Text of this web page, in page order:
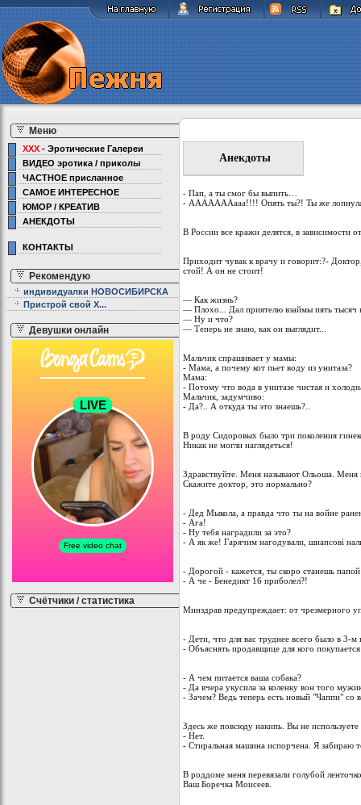
Меню
XXX - Эротические Галереи
ВИДЕО эротика / приколы
ЧАСТНОЕ присланное
САМОЕ ИНТЕРЕСНОЕ
ЮМОР / КРЕАТИВ
АНЕКДОТЫ
КОНТАКТЫ
Рекомендую
индивидуалки НОВОСИБИРСКА
Пристрой свой Х...
Девушки онлайн
Счётчики / статистика
Анекдоты
- Пап, а ты смог бы выпить…
- АААААААааа!!!! Опять ты?! Ты же
В России все кражи делятся, в зависимости
Приходит чувак к врачу и говорит:?-
стой! А он не стоит!
— Как жизнь?
— Плохо... Дал приятелю взаймы пять тысяч
— Ну и что?
— Теперь не знаю, как он выглядит...
Мальчик спрашивает у мамы:
- Мама, а почему кот пьет воду из унитаза?
Мама:
- Потому что вода в унитазе чистая и
Мальчик, задумчиво:
- Да?.. А откуда ты это знаешь?..
В роду Сидоровых было три поколения
Никак не могли наглядеться!
Здравствуйте. Меня называют Ольоша.
Скажите доктор, это нормально?
- Дед Мыкола, а правда что ты на войне
- Ага!
- Ну тебя наградили за это?
- А як же! Гарячим нагодували, шнапсові
- Дорогой - кажется, ты скоро станешь
- А че - Бенедикт 16 приболел?!
Минздрав предупреждает: от чрезмерного
- Дети, что для вас труднее всего было в 3-м
- Объяснять продавщице для кого
- А чем питается ваша собака?
- Да вчера укусила за коленку вон того
- Зачем? Ведь теперь есть новый "Чаппи" со
Здесь же повсюду накипь. Вы не используете
- Нет.
- Стиральная машина испорчена. Я забираю
В роддоме меня перевязали голубой
Ваш Боречка Моисеев.